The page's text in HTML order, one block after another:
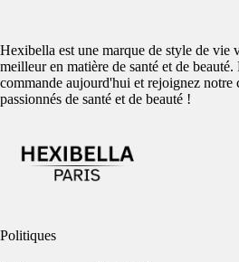
Hexibella est une marque de style de vie
meilleur en matière de santé et de beauté.
commande aujourd'hui et rejoignez notre
passionnés de santé et de beauté !
Politiques